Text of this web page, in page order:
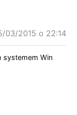
03/2015 o 22:14
systemem Win